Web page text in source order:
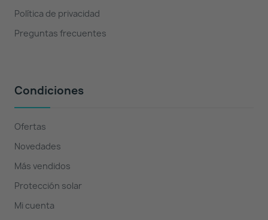
Política de privacidad
Preguntas frecuentes
Condiciones
Ofertas
Novedades
Más vendidos
Protección solar
Mi cuenta